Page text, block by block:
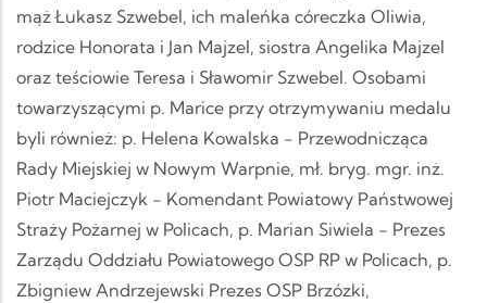
mąż Łukasz Szwebel, ich maleńka córeczka Oliwia,
rodzice Honorata i Jan Majzel, siostra Angelika Majzel
oraz teściowie Teresa i Sławomir Szwebel. Osobami
towarzyszącymi p. Marice przy otrzymywaniu medalu
byli również: p. Helena Kowalska - Przewodnicząca
Rady Miejskiej w Nowym Warpnie, mł. bryg. mgr. inż.
Piotr Maciejczyk - Komendant Powiatowy Państwowej
Straży Pożarnej w Policach, p. Marian Siwiela - Prezes
Zarządu Oddziału Powiatowego OSP RP w Policach, p.
Zbigniew Andrzejewski Prezes OSP Brzózki,